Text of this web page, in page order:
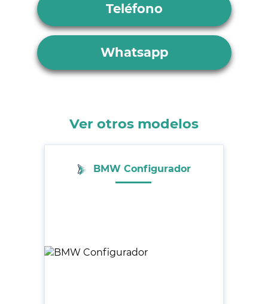
Teléfono
Whatsapp
Ver otros modelos
BMW Configurador